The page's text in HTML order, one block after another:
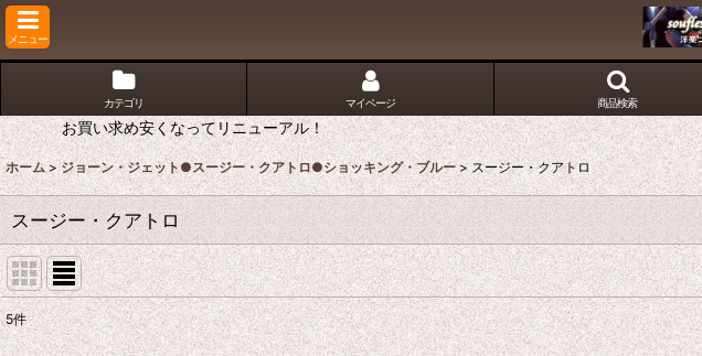
メニュー
カテゴリ マイページ 商品検索
お買い求め安くなってリニューアル！
ホーム > ジョーン・ジェット●スージー・クアトロ●ショッキング・ブルー > スージー・クアトロ
スージー・クアトロ
表示数:
5件